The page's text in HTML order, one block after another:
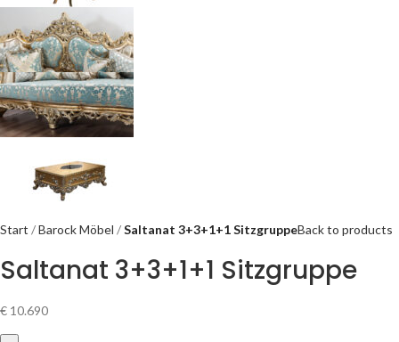
Start Barock Möbel Saltanat 3+3+1+1 SitzgruppeBack to products
Saltanat 3+3+1+1 Sitzgruppe
€ 10.690